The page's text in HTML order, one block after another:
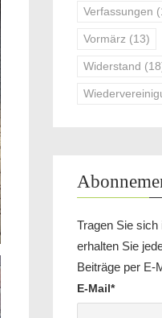
Verfassungen
Vormärz (13)
Widerstand
Tragen Sie
erhalten Sie
Beiträge per E-
E-Mail*